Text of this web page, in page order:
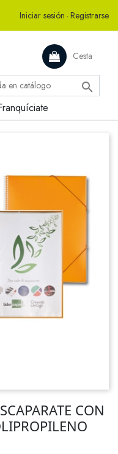
Iniciar sesión · Registrarse
Cesta

CON